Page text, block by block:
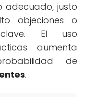
adecuado, justo
objeciones o
El uso
aumenta
de
.